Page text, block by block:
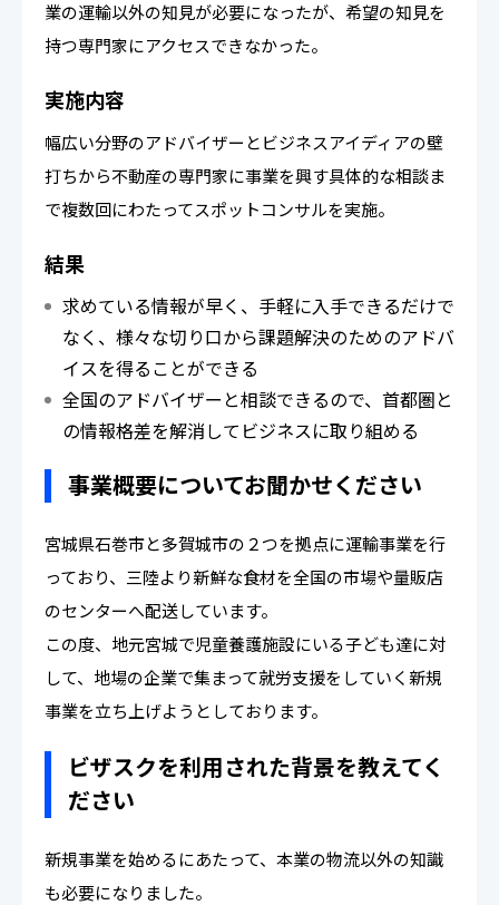
業の運輸以外の知見が必要になったが、希望の知見を
持つ専門家にアクセスできなかった。
実施内容
幅広い分野のアドバイザーとビジネスアイディアの壁
打ちから不動産の専門家に事業を興す具体的な相談ま
で複数回にわたってスポットコンサルを実施。
結果
求めている情報が早く、手軽に入手できるだけで
なく、様々な切り口から課題解決のためのアドバ
イスを得ることができる
全国のアドバイザーと相談できるので、首都圏と
の情報格差を解消してビジネスに取り組める
事業概要についてお聞かせください
宮城県石巻市と多賀城市の２つを拠点に運輸事業を行
っており、三陸より新鮮な食材を全国の市場や量販店
のセンターへ配送しています。
この度、地元宮城で児童養護施設にいる子ども達に対
して、地場の企業で集まって就労支援をしていく新規
事業を立ち上げようとしております。
ビザスクを利用された背景を教えてく
ださい
新規事業を始めるにあたって、本業の物流以外の知識
も必要になりました。